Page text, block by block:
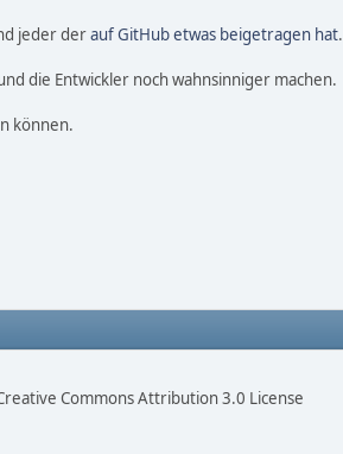
jeder derauf GitHub etwas beigetragen hat.
die Entwickler noch wahnsinniger machen.
können.
Commons Attribution 3.0 License